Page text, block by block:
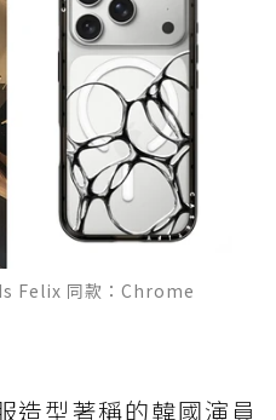
Felix 同款：Chrome
造型著稱的韓國演員